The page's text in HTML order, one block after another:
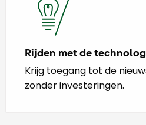
Rijden met de
Krijg toegang tot de
zonder investeringen.